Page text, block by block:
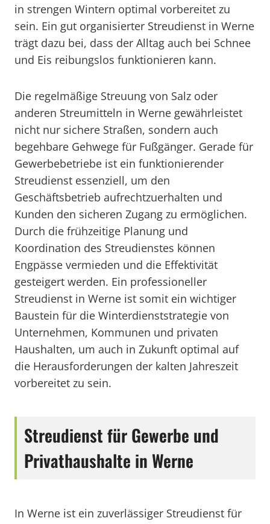
in strengen Wintern optimal vorbereitet zu
sein. Ein gut organisierter Streudienst in Werne
trägt dazu bei, dass der Alltag auch bei Schnee
und Eis reibungslos funktionieren kann.
Die regelmäßige Streuung von Salz oder
anderen Streumitteln in Werne gewährleistet
nicht nur sichere Straßen, sondern auch
begehbare Gehwege für Fußgänger. Gerade für
Gewerbebetriebe ist ein funktionierender
Streudienst essenziell, um den
Geschäftsbetrieb aufrechtzuerhalten und
Kunden den sicheren Zugang zu ermöglichen.
Durch die frühzeitige Planung und
Koordination des Streudienstes können
Engpässe vermieden und die Effektivität
gesteigert werden. Ein professioneller
Streudienst in Werne ist somit ein wichtiger
Baustein für die Winterdienststrategie von
Unternehmen, Kommunen und privaten
Haushalten, um auch in Zukunft optimal auf
die Herausforderungen der kalten Jahreszeit
vorbereitet zu sein.
Streudienst für Gewerbe und
Privathaushalte in Werne
In Werne ist ein zuverlässiger Streudienst für